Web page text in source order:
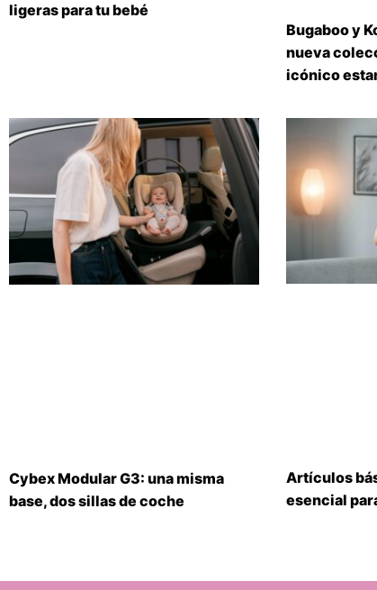
ligeras para tu bebé
Bugaboo y
nueva
icónico
Cybex Modular G3: una misma
base, dos sillas de coche
Artículos
esencial